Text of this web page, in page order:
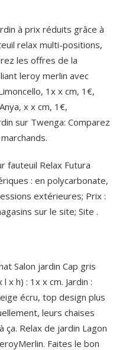
à prix réduits grâce à
relax multi-positions,
les offres de la
leroy merlin avec
1x x cm, 1€,
x x cm, 1€,
sur Twenga: Comparez
fauteuil Relax Futura
: en polycarbonate,
extérieures; Prix :
sur le site; Site .
Salon jardin Cap gris
x h) : 1x x cm. Jardin :
écru, top design plus
leurs chaises
Relax de jardin Lagon
Faites le bon